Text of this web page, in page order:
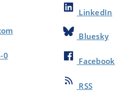
0
LinkedIn
Bluesky
Facebook
RSS